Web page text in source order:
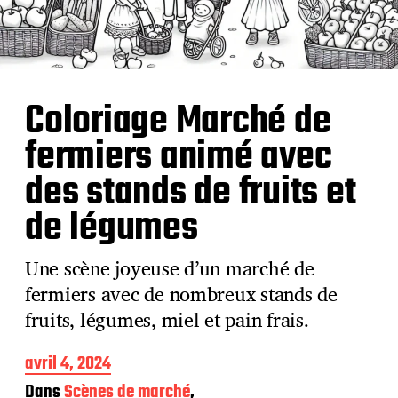
Coloriage Marché de
fermiers animé avec
des stands de fruits et
de légumes
Une scène joyeuse d’un marché de
fermiers avec de nombreux stands de
fruits, légumes, miel et pain frais.
D
a
avril 4, 2024
DansScènes de marché,